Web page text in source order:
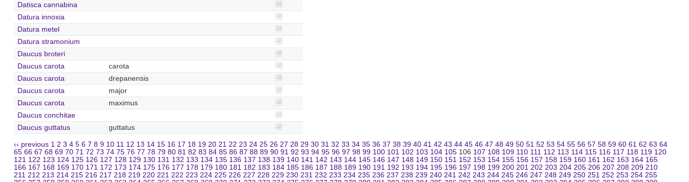
Datisca cannabina
Datura innoxia
Datura metel
Datura stramonium
Daucus broteri
Daucus carota
carota
Daucus carota
drepanensis
Daucus carota
major
Daucus carota
maximus
Daucus conchitae
Daucus guttatus
guttatus
‹‹ previous 1 2 3 4 5 6 7 8 9 10 11 12 13 14 15 16 17 18 19 20 21 22 23 24 25 26 27 28 29 30 31 32 33 34 35 36 37 38 39 40 41 42 43 44 45 46 47 48 49 50 51 52 53 54 55 56 57 58 59 60 61 62 63 64
65 66 67 68 69 70 71 72 73 74 75 76 77 78 79 80 81 82 83 84 85 86 87 88 89 90 91 92 93 94 95 96 97 98 99 100 101 102 103 104 105 106 107 108 109 110 111 112 113 114 115 116 117 118 119 120
121 122 123 124 125 126 127 128 129 130 131 132 133 134 135 136 137 138 139 140 141 142 143 144 145 146 147 148 149 150 151 152 153 154 155 156 157 158 159 160 161 162 163 164 165
166 167 168 169 170 171 172 173 174 175 176 177 178 179 180 181 182 183 184 185 186 187 188 189 190 191 192 193 194 195 196 197 198 199 200 201 202 203 204 205 206 207 208 209 210
211 212 213 214 215 216 217 218 219 220 221 222 223 224 225 226 227 228 229 230 231 232 233 234 235 236 237 238 239 240 241 242 243 244 245 246 247 248 249 250 251 252 253 254 255